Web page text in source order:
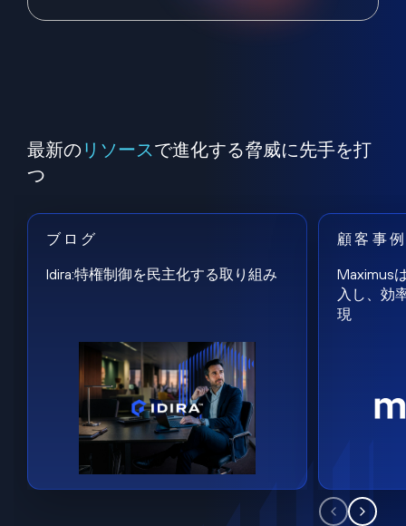
最新の リソースで進化する脅威に先手を打
つ
ブログ
Idira:特権制御を民主化する取り組み
顧客事
Maximus
入し、効
現